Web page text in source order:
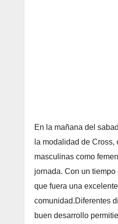
En la mañana del
la modalidad de
masculinas como
jornada. Con un
que fuera una
comunidad.Diferentes
buen desarrollo